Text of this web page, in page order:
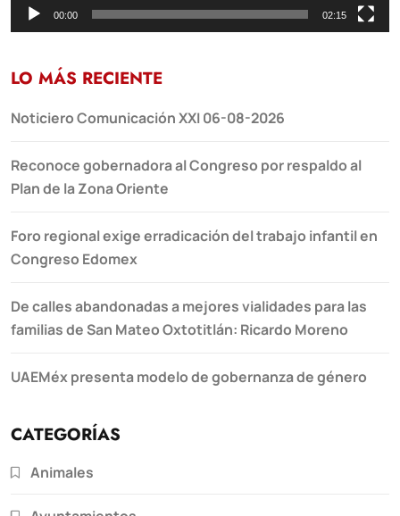
00:00 02:15
LO MÁS RECIENTE
Noticiero Comunicación XXI 06-08-2026
Reconoce gobernadora al Congreso por respaldo al
Plan de la Zona Oriente
Foro regional exige erradicación del trabajo infantil en
Congreso Edomex
De calles abandonadas a mejores vialidades para las
familias de San Mateo Oxtotitlán: Ricardo Moreno
UAEMéx presenta modelo de gobernanza de género
CATEGORÍAS
Animales